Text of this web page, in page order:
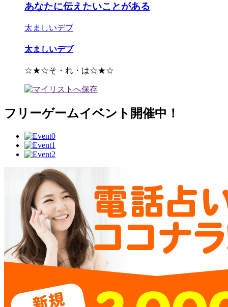
あなたに伝えたいことがある
太ましいデブ
太ましいデブ
☆★☆そ・れ・は☆★☆
フリーゲームイベント開催中！